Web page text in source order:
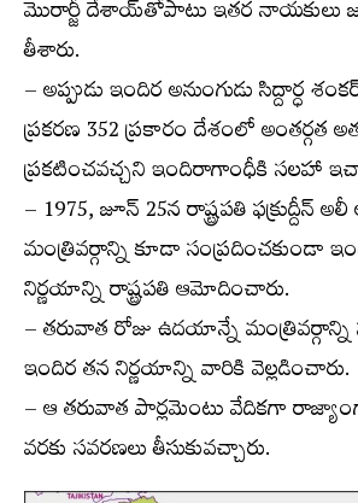
మొరార్జీ దేశాయ్‌తోపాటు ఇతర నాయకులు
తీశారు.
– అప్పుడు ఇందిర అనుంగుడు సిద్దార్ధ
ప్రకరణ 352 ప్రకారం దేశంలో అంతర్గత
ప్రకటించవచ్చని ఇందిరాగాంధీకి సలహా
– 1975, జూన్ 25న రాష్ట్రపతి ఫక్రుద్దీన్
మంత్రివర్గాన్ని కూడా సంప్రదించకుండా
నిర్ణయాన్ని రాష్ట్రపతి ఆమోదించారు.
– తరువాత రోజు ఉదయాన్నే
ఇందిర తన నిర్ణయాన్ని వారికి వెల్లడించారు.
– ఆ తరువాత పార్లమెంటు వేదికగా
వరకు సవరణలు తీసుకువచ్చారు.